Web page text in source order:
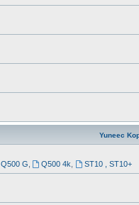
Yuneec
Q500 G Q500 4k ST10 , ST10+